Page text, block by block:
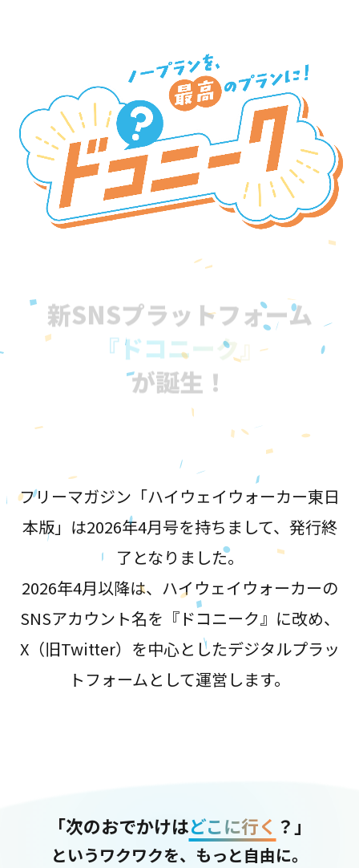
新SNSプラットフォーム
『ドコニーク』
が誕生！
フリーマガジン「ハイウェイウォーカー東日
本版」は2026年4月号を持ちまして、発行終
了となりました。
2026年4月以降は、ハイウェイウォーカーの
SNSアカウント名を『ドコニーク』に改め、
X（旧Twitter）を中心としたデジタルプラッ
トフォームとして運営します。
「次のおでかけはどこに行く ？」
というワクワクを、もっと自由に。